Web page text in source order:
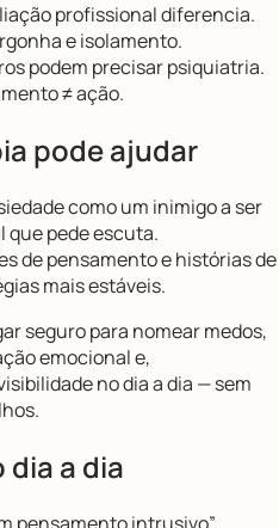
profissional diferencia.
e isolamento.
podem precisar psiquiatria.
≠ ação.
pode ajudar
como um inimigo a ser
que pede escuta.
de pensamento e histórias de
mais estáveis.
seguro para nomear medos,
emocional e,
no dia a dia — sem
a dia